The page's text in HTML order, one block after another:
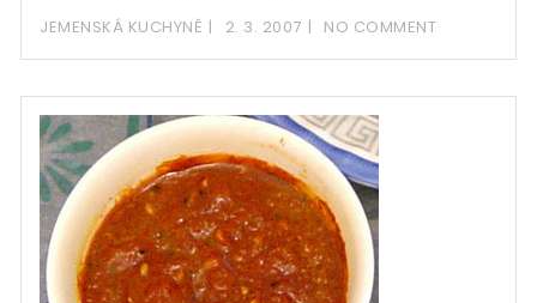
JEMENSKÁ KUCHYNĚ 2. 3. 2007 NO COMMENT